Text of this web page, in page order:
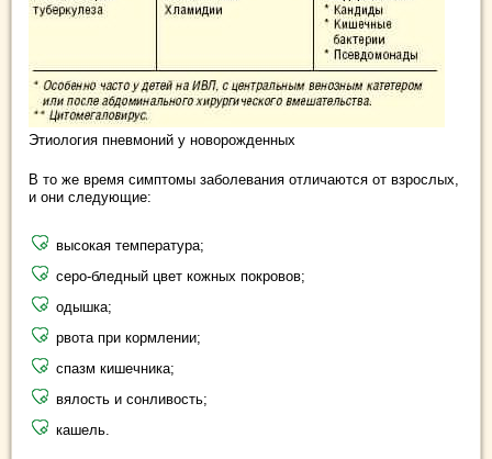
Этиология пневмоний у новорожденных
В то же время симптомы заболевания отличаются от взрослых,
и они следующие:
высокая температура;
серо-бледный цвет кожных покровов;
одышка;
рвота при кормлении;
спазм кишечника;
вялость и сонливость;
кашель.